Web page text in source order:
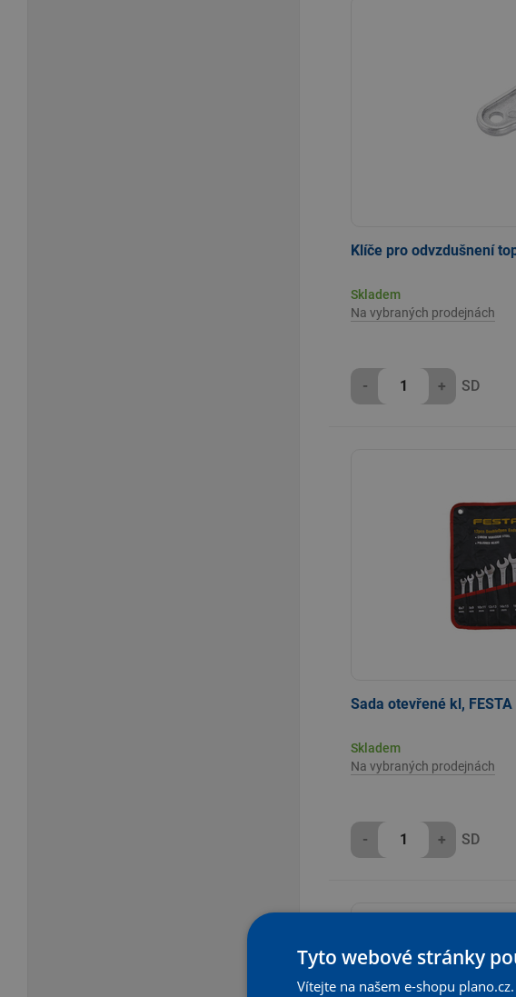
Klíče pro odvzdušnení
Skladem
Na vybraných prodejnách
- + SD
Sada otevřené kl,
Skladem
Na vybraných prodejnách
- + SD
Tyto webové stránky
Vítejte na našem e-shopu